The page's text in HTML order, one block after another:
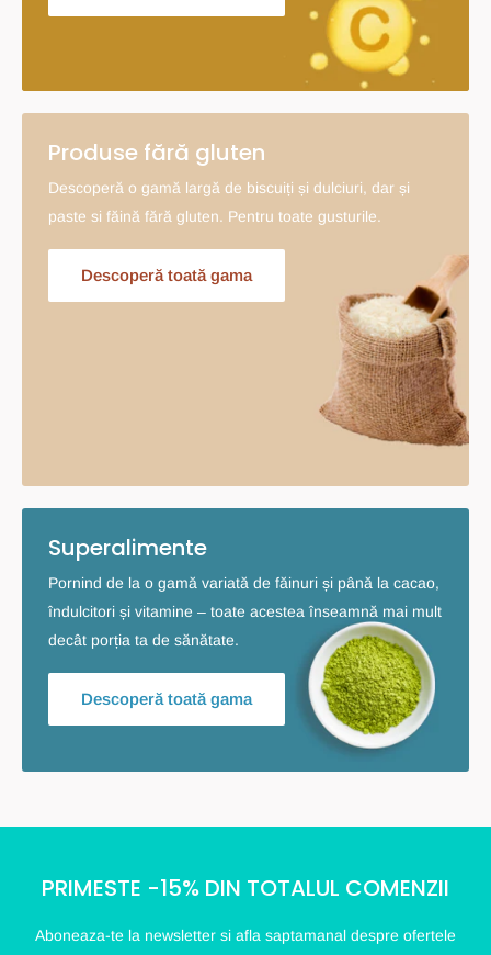
Produse fără gluten
Descoperă o gamă largă de biscuiți și dulciuri, dar și
paste si făină fără gluten. Pentru toate gusturile.
Descoperă toată gama
Superalimente
Pornind de la o gamă variată de făinuri și până la cacao,
îndulcitori și vitamine – toate acestea înseamnă mai mult
decât porția ta de sănătate.
Descoperă toată gama
PRIMESTE -15% DIN TOTALUL COMENZII
Aboneaza-te la newsletter si afla saptamanal despre ofertele